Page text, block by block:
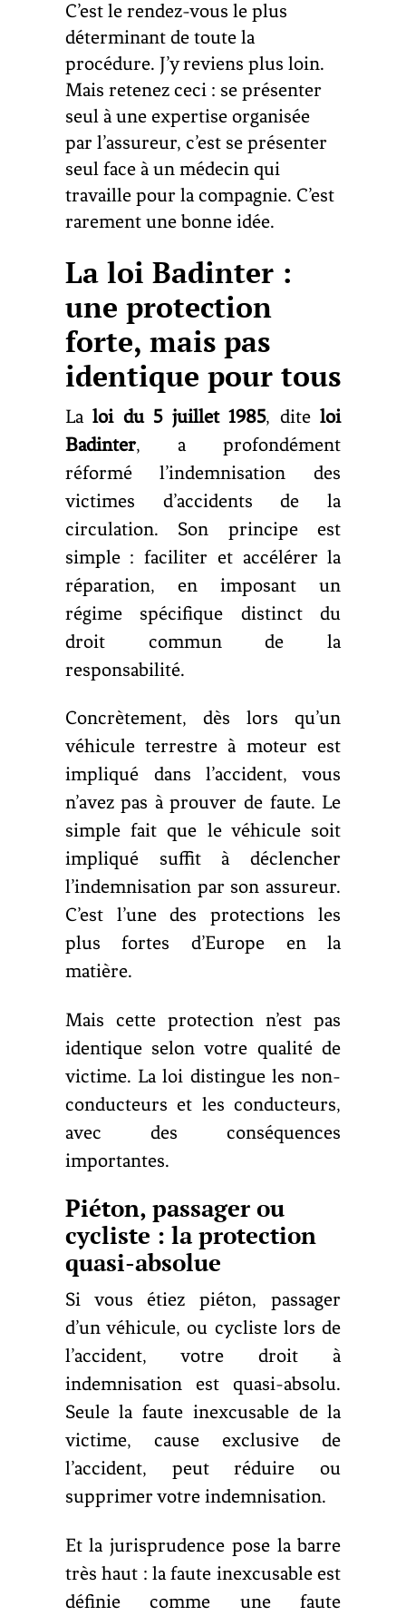
C’est le rendez-vous le plus
déterminant de toute la
procédure. J’y reviens plus loin.
Mais retenez ceci : se présenter
seul à une expertise organisée
par l’assureur, c’est se présenter
seul face à un médecin qui
travaille pour la compagnie. C’est
rarement une bonne idée.
La loi Badinter :
une protection
forte, mais pas
identique pour tous
Laloi du 5 juillet 1985, diteloi
Badinter, a profondément
réformé l’indemnisation des
victimes d’accidents de la
circulation. Son principe est
simple : faciliter et accélérer la
réparation, en imposant un
régime spécifique distinct du
droit commun de la
responsabilité.
Concrètement, dès lors qu’un
véhicule terrestre à moteur est
impliqué dans l’accident, vous
n’avez pas à prouver de faute. Le
simple fait que le véhicule soit
impliqué suffit à déclencher
l’indemnisation par son assureur.
C’est l’une des protections les
plus fortes d’Europe en la
matière.
Mais cette protection n’est pas
identique selon votre qualité de
victime. La loi distingue les non-
conducteurs et les conducteurs,
avec des conséquences
importantes.
Piéton, passager ou
cycliste : la protection
quasi-absolue
Si vous étiez piéton, passager
d’un véhicule, ou cycliste lors de
l’accident, votre droit à
indemnisation est quasi-absolu.
Seule la faute inexcusable de la
victime, cause exclusive de
l’accident, peut réduire ou
supprimer votre indemnisation.
Et la jurisprudence pose la barre
très haut : la faute inexcusable est
définie comme une faute